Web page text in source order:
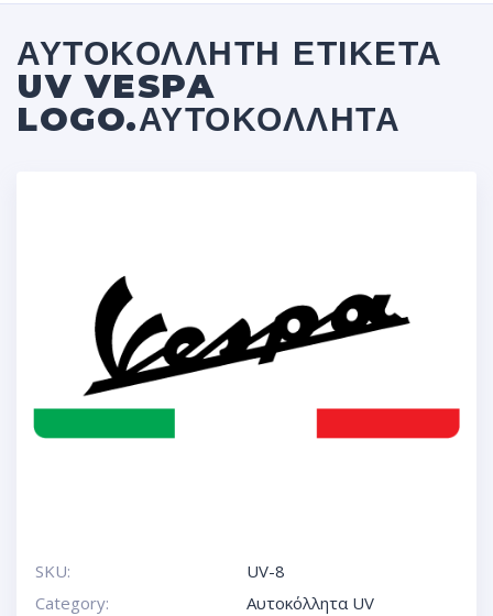
ΑΥΤΟΚΌΛΛΗΤΗ ΕΤΙΚΈΤΑ
UV VESPA
LOGO.ΑΥΤΟΚΌΛΛΗΤΑ
SKU:
UV-8
Category:
Αυτοκόλλητα UV